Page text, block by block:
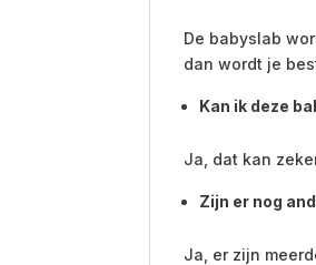
De babyslab
dan wordt je
Kan ik deze
Ja, dat kan
Zijn er nog
Ja, er zijn